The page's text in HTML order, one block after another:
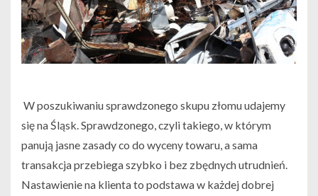
W poszukiwaniu sprawdzonego skupu złomu udajemy
się na Śląsk. Sprawdzonego, czyli takiego, w którym
panują jasne zasady co do wyceny towaru, a sama
transakcja przebiega szybko i bez zbędnych utrudnień.
Nastawienie na klienta to podstawa w każdej dobrej